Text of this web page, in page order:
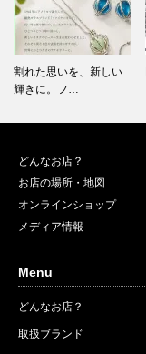
DjangoAtour「vic…
どんなお店？
お店の場所・地図
オンラインショップ
メディア情報
Menu
どんなお店？
取扱ブランド